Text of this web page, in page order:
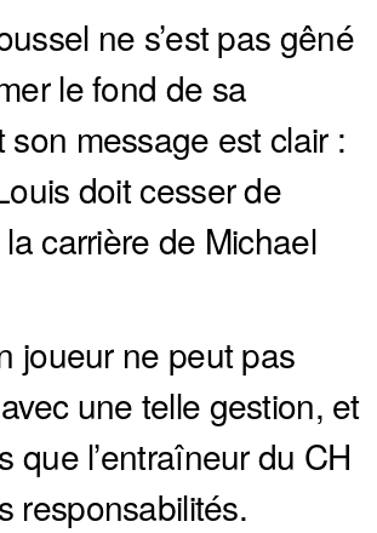
ne s’est pas gêné
le fond de sa
son message est clair :
doit cesser de
carrière de Michael
joueur ne peut pas
une telle gestion, et
que l’entraîneur du CH
responsabilités.